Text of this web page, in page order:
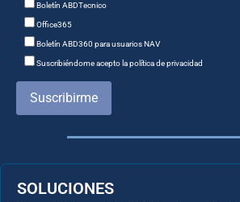
Boletín ABDTecnico
Office365
Boletín ABD360 para usuarios NAV
Suscribiéndome acepto la política de privacidad
Suscribirme
SOLUCIONES